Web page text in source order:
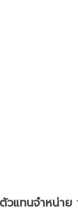
ตัวแทนจำหน่าย